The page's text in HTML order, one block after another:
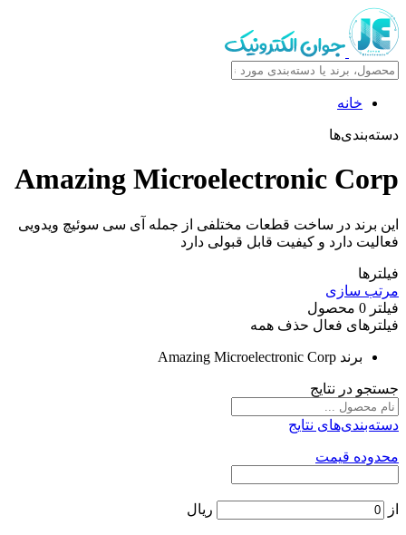
خانه
دسته‌بندی‌ها
Amazing Microelectronic Corp
این برند در ساخت قطعات مختلفی از جمله آی سی سوئیچ ویدویی
فعالیت دارد و کیفیت قابل قبولی دارد
فیلترها
مرتب سازی
فیلتر 0 محصول
فیلترهای فعال حذف همه
برند Amazing Microelectronic Corp
جستجو در نتایج
دسته‌بندی‌های نتایج
محدوده قیمت
از ریال